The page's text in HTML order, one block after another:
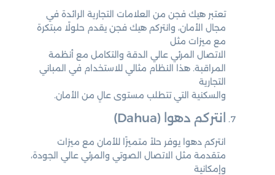
تعتبر هيك فجن من العلامات التجارية الرائدة في
مجال الأمان، وانتركم هيك فجن يقدم حلولًا مبتكرة
مع ميزات مثل
الاتصال المرئي عالي الدقة والتكامل مع أنظمة
المراقبة. هذا النظام مثالي للاستخدام في المباني
التجارية
والسكنية التي تتطلب مستوى عالٍ من الأمان.
انتركم دهوا (Dahua)
انتركم دهوا يوفر حلاً متميزًا للأمان مع ميزات
متقدمة مثل الاتصال الصوتي والمرئي عالي الجودة،
وإمكانية